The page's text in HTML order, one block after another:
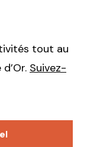
tout au
Suivez-